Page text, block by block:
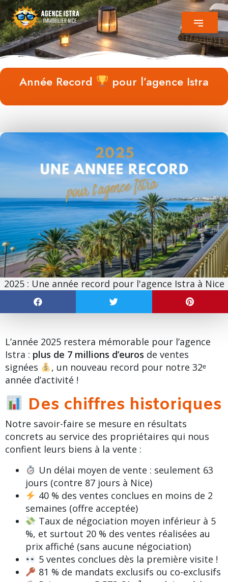
Année Record pour l’agence Istra
2025 : Une année record pour l'agence Istra à Nice
L’année 2025 restera mémorable pour l’agence
Istra : plus de 7 millions d’euros de ventes
signées
, un nouveau record pour notre 32ᵉ
année d’activité !
Des chiffres historiques
Notre savoir-faire se mesure en résultats
concrets au service des propriétaires qui nous
confient leurs biens à la vente :
Un délai moyen de vente : seulement 63
jours (contre 87 jours à Nice)
40 % des ventes conclues en moins de 2
semaines (offre acceptée)
Taux de négociation moyen inférieur à 5
%, et surtout 20 % des ventes réalisées au
prix affiché (sans aucune négociation)
5 ventes conclues dès la première visite !
81 % de mandats exclusifs ou co-exclusifs